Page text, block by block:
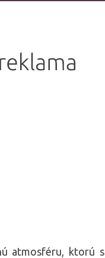
atmosféru, ktorú